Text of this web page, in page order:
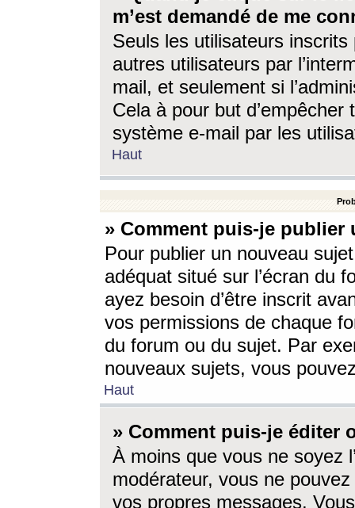
m’est demandé de me
Seuls les utilisateurs
autres utilisateurs par
mail, et seulement si
Cela à pour but
système e-mail par les
Haut
» Comment puis-je
Pour publier un nouveau
adéquat situé sur l’écran du
ayez besoin d’être inscrit
vos permissions de chaque
du forum ou du sujet. Par
nouveaux sujets, vous
Haut
» Comment puis-je éditer
À moins que vous ne soyez
modérateur, vous ne
vos propres messages.